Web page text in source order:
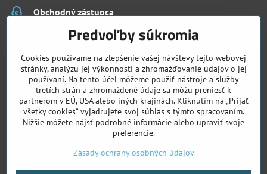
Obchodný zástupca
Všetko k nákupu
Chcete vidieť naše novinky ako prví?
Sledujte nás
Facebook Instagram
Skladacie kolobežky
Predvoľby súkromia
Cookies používame na zlepšenie vašej návštevy tejto webovej
stránky, analýzu jej výkonnosti a zhromažďovanie údajov o jej
používaní. Na tento účel môžeme použiť nástroje a služby
tretích strán a zhromaždené údaje sa môžu preniesť k
partnerom v EÚ, USA alebo iných krajinách. Kliknutím na „Prijať
všetky cookies“ vyjadrujete svoj súhlas s týmto spracovaním.
Nižšie môžete nájsť podrobné informácie alebo upraviť svoje
preferencie.
Zásady ochrany osobných údajov